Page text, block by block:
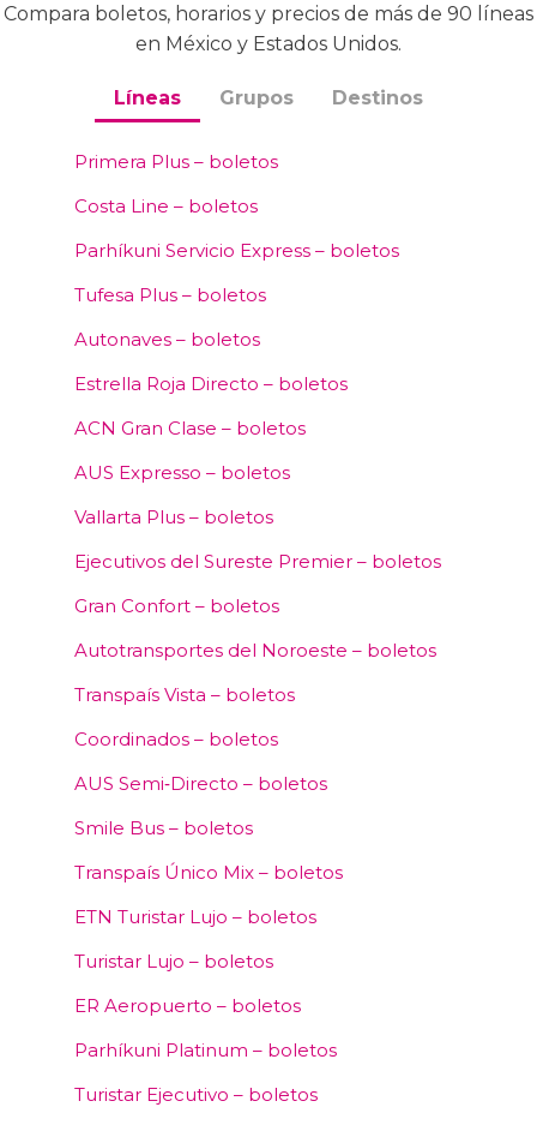
Compara boletos, horarios y precios de más de 90 líneas
en México y Estados Unidos.
Líneas Grupos Destinos
Primera Plus – boletos
Costa Line – boletos
Parhíkuni Servicio Express – boletos
Tufesa Plus – boletos
Autonaves – boletos
Estrella Roja Directo – boletos
ACN Gran Clase – boletos
AUS Expresso – boletos
Vallarta Plus – boletos
Ejecutivos del Sureste Premier – boletos
Gran Confort – boletos
Autotransportes del Noroeste – boletos
Transpaís Vista – boletos
Coordinados – boletos
AUS Semi‑Directo – boletos
Smile Bus – boletos
Transpaís Único Mix – boletos
ETN Turistar Lujo – boletos
Turistar Lujo – boletos
ER Aeropuerto – boletos
Parhíkuni Platinum – boletos
Turistar Ejecutivo – boletos